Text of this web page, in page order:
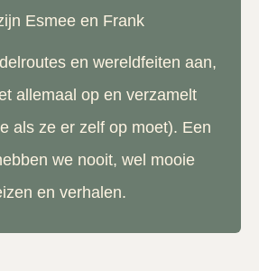
Esmee en Frank
en wereldfeiten aan,
allemaal op en verzamelt
als ze er zelf op moet). Een
we nooit, wel mooie
en verhalen.